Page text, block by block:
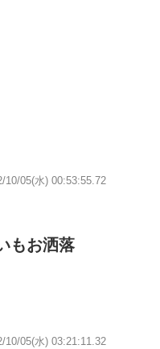
10/05(水) 00:53:55.72
もお洒落
10/05(水) 03:21:11.32